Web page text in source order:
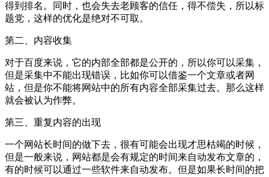
得到排名。同时，也会失去老顾客的信任，得不偿失，所以标
题党，这样的优化是绝对不可取。
第二、内容收集
对于百度来说，它的内部全部都是公开的，所以你可以采集，
但是采集中不能出现错误，比如你可以借鉴一个文章或者网
站，但是你不能将网站中的所有内容全部采集过去。那么这样
就会被认为作弊。
第三、重复内容的出现
一个网站长时间的做下去，很有可能会出现才思枯竭的时候，
但是一般来说，网站都是会有规定的时间来自动发布文章的，
有的时候可以通过一些软件来自动发布。但是如果长时间的把